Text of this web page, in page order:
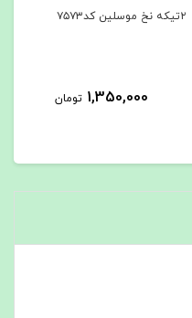
۲تیکه نخ موسلین کد۷۵۷۳
1,350,000 تومان